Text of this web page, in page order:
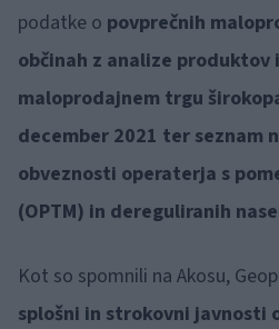
podatke o povprečnih
občinah z analize
maloprodajnem trgu
december 2021 ter seznam
obveznosti operaterja s
(OPTM) in dereguliranih
Kot so spomnili na Akosu,
splošni in strokovni javnosti